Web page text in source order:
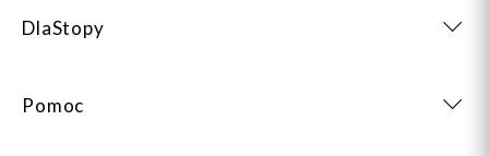
DlaStopy
Pomoc